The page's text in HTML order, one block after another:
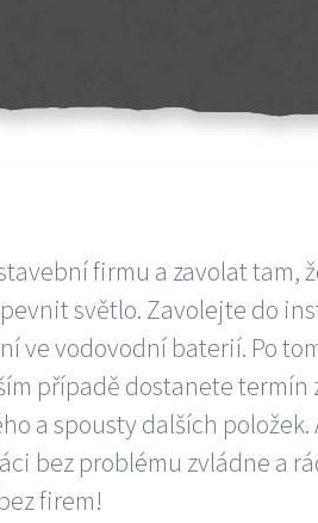
firmu a zavolat tam,
světlo. Zavolejte do
ve vodovodní baterií. Po
případě dostanete termín
a spousty dalších položek.
bez problému zvládne a
firem!